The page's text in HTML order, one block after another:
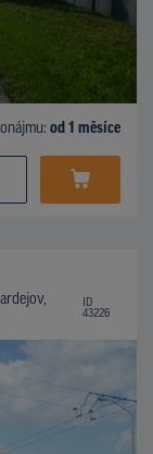
od 1 měsíce
ID
43226